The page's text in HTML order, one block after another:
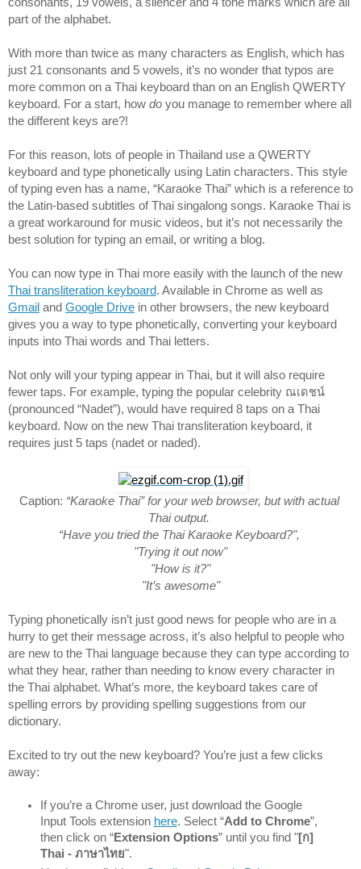
part of the alphabet.
With more than twice as many characters as English, which has
just 21 consonants and 5 vowels, it’s no wonder that typos are
more common on a Thai keyboard than on an English QWERTY
keyboard. For a start, how do you manage to remember where all
the different keys are?!
For this reason, lots of people in Thailand use a QWERTY
keyboard and type phonetically using Latin characters. This style
of typing even has a name, “Karaoke Thai” which is a reference to
the Latin-based subtitles of Thai singalong songs. Karaoke Thai is
a great workaround for music videos, but it’s not necessarily the
best solution for typing an email, or writing a blog.
Thai transliteration keyboard
Gmail and Google Drive in other browsers, the new keyboard
gives you a way to type phonetically, converting your keyboard
inputs into Thai words and Thai letters.
Not only will your typing appear in Thai, but it will also require
fewer taps. For example, typing the popular celebrity ณเดชน์
(pronounced “Nadet”), would have required 8 taps on a Thai
keyboard. Now on the new Thai transliteration keyboard, it
requires just 5 taps (nadet or naded).
Caption: “Karaoke Thai” for your web browser, but with actual
Thai output.
“Have you tried the Thai Karaoke Keyboard?",
"Trying it out now"
"How is it?"
"It’s awesome"
Typing phonetically isn’t just good news for people who are in a
hurry to get their message across, it’s also helpful to people who
are new to the Thai language because they can type according to
what they hear, rather than needing to know every character in
the Thai alphabet. What’s more, the keyboard takes care of
spelling errors by providing spelling suggestions from our
dictionary.
Excited to try out the new keyboard? You’re just a few clicks
away:
If you’re a Chrome user, just download the Google
Input Tools extension here. Select “Add to Chrome”,
then click on “Extension Options” until you find "[ก]
Thai - ภาษาไทย".